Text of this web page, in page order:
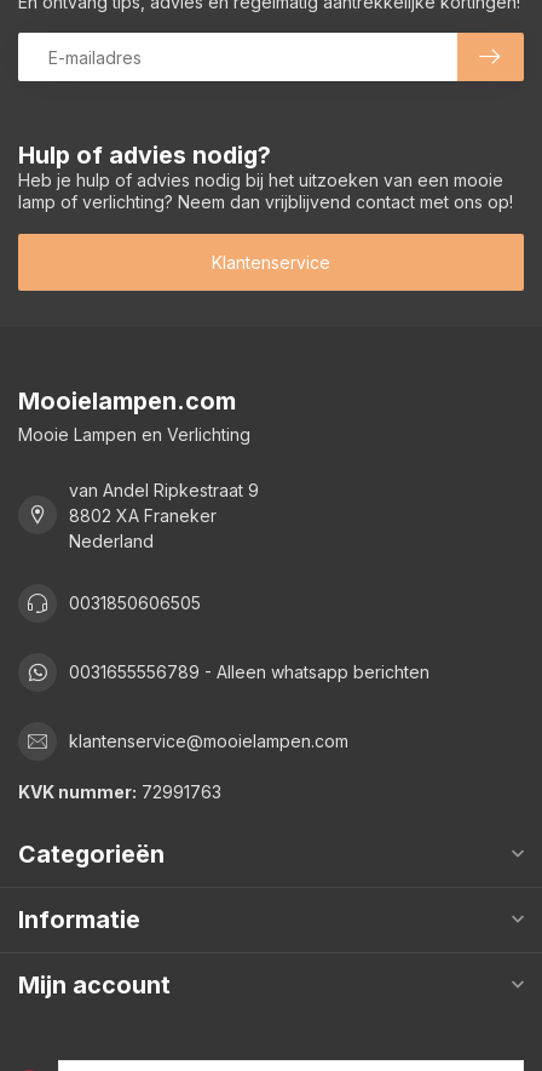
Hulp of advies nodig?
Heb je hulp of advies nodig bij het uitzoeken van een mooie
lamp of verlichting? Neem dan vrijblijvend contact met ons op!
Klantenservice
Mooielampen.com
Mooie Lampen en Verlichting
van Andel Ripkestraat 9
8802 XA Franeker
Nederland
0031850606505
0031655556789 - Alleen whatsapp berichten
klantenservice@mooielampen.com
KVK nummer: 72991763
Categorieën
Informatie
Mijn account